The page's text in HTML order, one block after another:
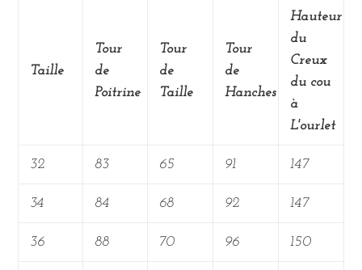
Taille
Tour
de
Poitrine
Tour
de
Taille
Tour
de
Hanches
Hauteur
du
Creux
du cou
à
L'ourlet
32 83 65 91 147
34 84 68 92 147
36 88 70 96 150